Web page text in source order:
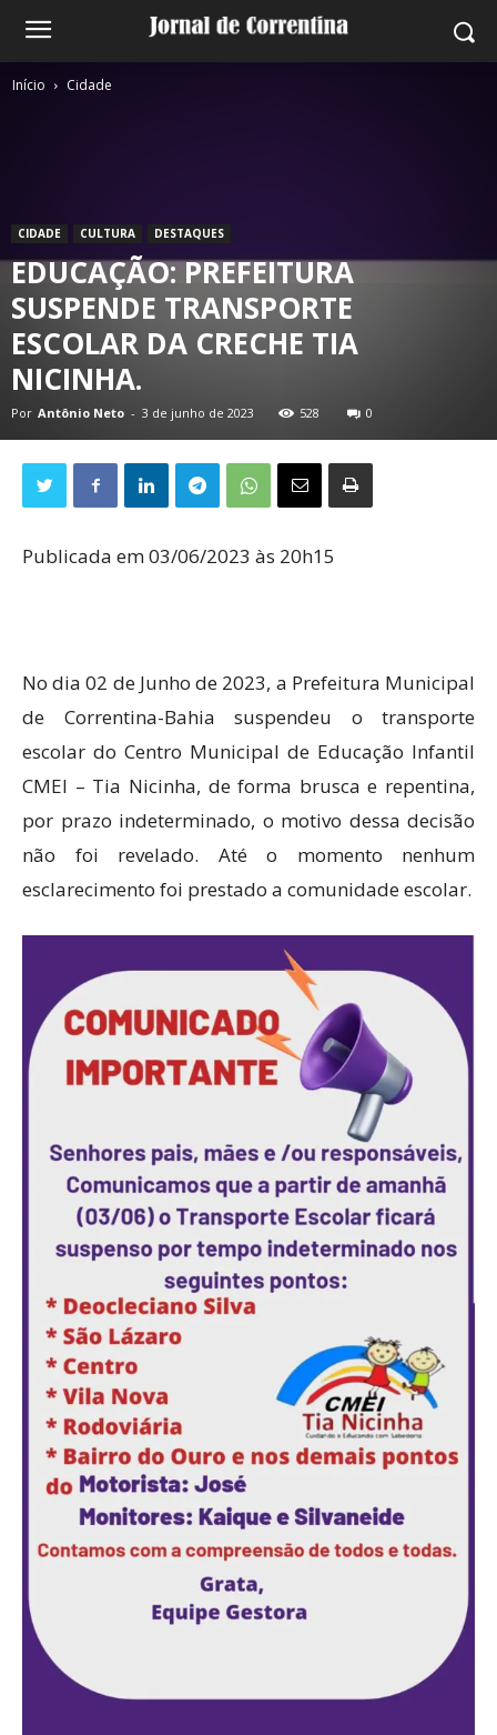
Início Cidade
CIDADE CULTURA DESTAQUES
EDUCAÇÃO: PREFEITURA
SUSPENDE TRANSPORTE
ESCOLAR DA CRECHE TIA
NICINHA.
Por Antônio Neto - 3 de junho de 2023 528 0
Publicada em 03/06/2023 às 20h15
No dia 02 de Junho de 2023, a Prefeitura Municipal
de Correntina-Bahia suspendeu o transporte
escolar do Centro Municipal de Educação Infantil
CMEI – Tia Nicinha, de forma brusca e repentina,
por prazo indeterminado, o motivo dessa decisão
não foi revelado. Até o momento nenhum
esclarecimento foi prestado a comunidade escolar.